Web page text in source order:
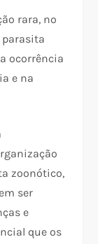
rara, no
ocorrência
e na
zoonótico,
ser
e
que os